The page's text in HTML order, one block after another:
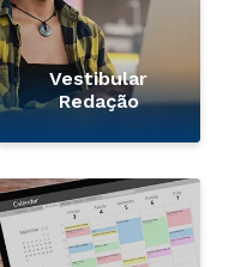
Vestibular
Redação